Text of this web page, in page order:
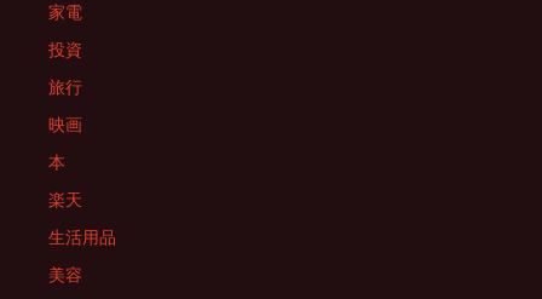
家電
投資
旅行
映画
本
楽天
生活用品
美容